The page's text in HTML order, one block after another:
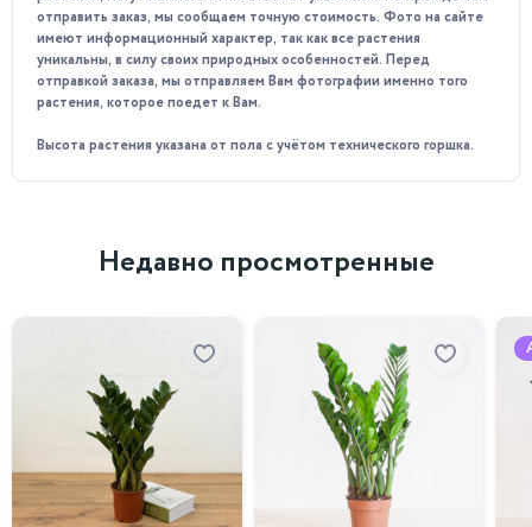
Особенности ухода:
Предпочитает яркое рассеяное освещение.
Температурный режим в помещении должен быть в
пределах 15-25°C. Важно избегать резких перепадов
температуры и сквозняков.
растение водой.
глубину 2см. Землю следует держать влажной, но не
переувлажненной.
Для поддержания здоровья растения можно
использовать специальные удобрения для бонсай.
Обрезка по мере необходимости в весенне-летний
период для поддержания декоративного вида и формы.
Почему стоит приобрести у нас?
отправить заказ, мы сообщаем точную стоимость. Фото на сайте
имеют информационный характер, так как все растения
уникальны, в силу своих природных особенностей. Перед
отправкой заказа, мы отправляем Вам фотографии именно того
растения, которое поедет к Вам.
Высота растения указана от пола с учётом технического горшка.
Недавно просмотренные